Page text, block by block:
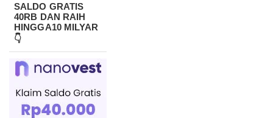
SALDO GRATIS
40RB DAN RAIH
HINGGA10 MILYAR
👇